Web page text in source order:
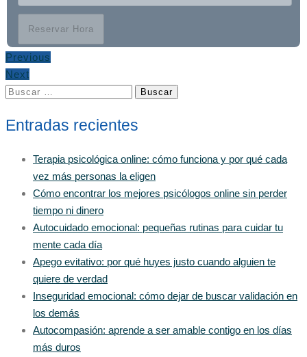
Reservar Hora
Previous
Next
Buscar:
Entradas recientes
Terapia psicológica online: cómo funciona y por qué cada
vez más personas la eligen
Cómo encontrar los mejores psicólogos online sin perder
tiempo ni dinero
Autocuidado emocional: pequeñas rutinas para cuidar tu
mente cada día
Apego evitativo: por qué huyes justo cuando alguien te
quiere de verdad
Inseguridad emocional: cómo dejar de buscar validación en
los demás
Autocompasión: aprende a ser amable contigo en los días
más duros